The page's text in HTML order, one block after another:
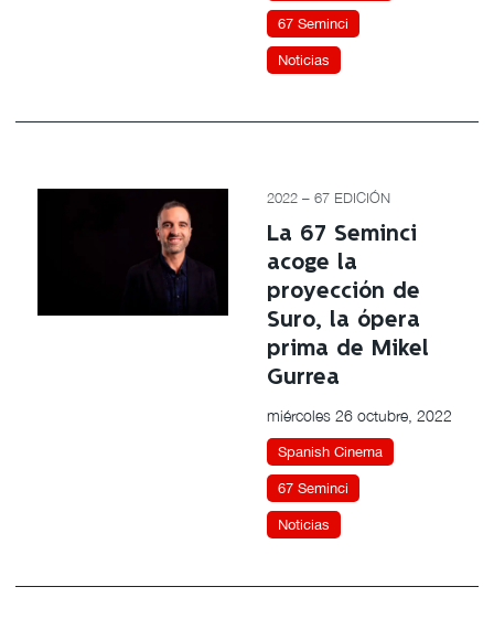
67 Seminci
Noticias
2022 – 67 EDICIÓN
La 67 Seminci
acoge la
proyección de
Suro, la ópera
prima de Mikel
Gurrea
miércoles 26 octubre, 2022
Spanish Cinema
67 Seminci
Noticias